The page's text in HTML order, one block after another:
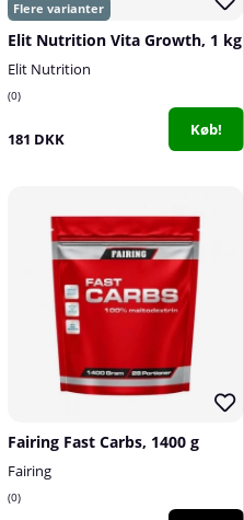
Elit Nutrition Vita Growth, 1 kg
Elit Nutrition
0
181 DKK Køb!
Fairing Fast Carbs, 1400 g
Fairing
0